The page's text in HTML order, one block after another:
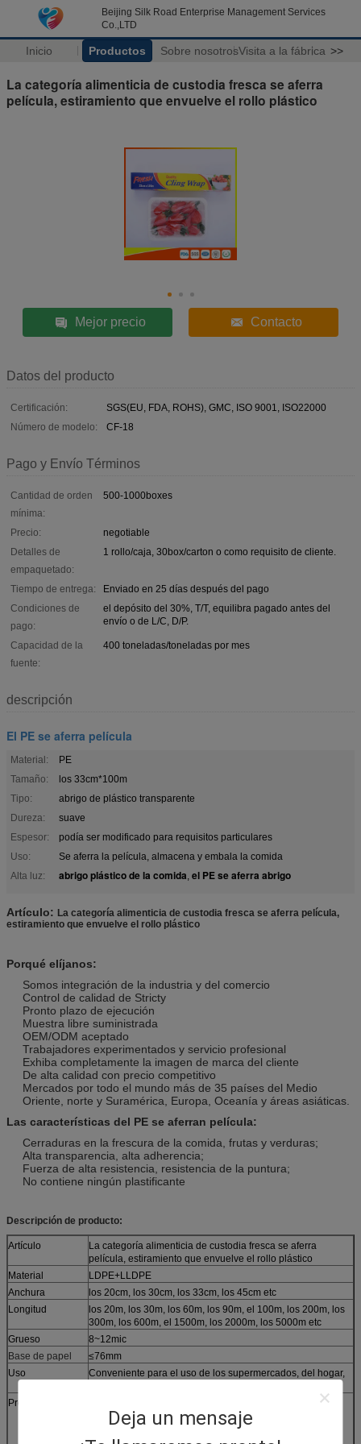
Beijing Silk Road Enterprise Management Services
Co.,LTD
Inicio Productos Sobre nosotrosVisita a la fábrica >>
Deja un mensaje
La categoría alimenticia de custodia fresca se aferra
película, estiramiento que envuelve el rollo plástico
Mejor precio Contacto
Datos del producto
Certificación:
SGS(EU, FDA, ROHS), GMC, ISO 9001, ISO22000
Número de modelo:
CF-18
Pago y Envío Términos
Cantidad de orden
mínima:
500-1000boxes
Precio:
negotiable
Detalles de
empaquetado:
1 rollo/caja, 30box/carton o como requisito de cliente.
Tiempo de entrega:
Enviado en 25 días después del pago
Condiciones de
pago:
el depósito del 30%, T/T, equilibra pagado antes del
envío o de L/C, D/P.
Capacidad de la
fuente:
400 toneladas/toneladas por mes
descripción
El PE se aferra película
Material:
PE
Tamaño:
los 33cm*100m
Tipo:
abrigo de plástico transparente
Dureza:
suave
Espesor:
podía ser modificado para requisitos particulares
Uso:
Se aferra la película, almacena y embala la comida
Alta luz:
abrigo plástico de la comida, el PE se aferra abrigo
Artículo: La categoría alimenticia de custodia fresca se aferra película,
estiramiento que envuelve el rollo plástico
Porqué elíjanos:
Somos integración de la industria y del comercio
Control de calidad de Stricty
Pronto plazo de ejecución
Muestra libre suministrada
OEM/ODM aceptado
Trabajadores experimentados y servicio profesional
Exhiba completamente la imagen de marca del cliente
De alta calidad con precio competitivo
Mercados por todo el mundo más de 35 países del Medio
Oriente, norte y Suramérica, Europa, Oceanía y áreas asiáticas.
Las características del PE se aferran película:
Cerraduras en la frescura de la comida, frutas y verduras;
Alta transparencia, alta adherencia;
Fuerza de alta resistencia, resistencia de la puntura;
No contiene ningún plastificante
Descripción de producto:
Artículo
La categoría alimenticia de custodia fresca se aferra
película, estiramiento que envuelve el rollo plástico
Material
LDPE+LLDPE
Anchura
los 20cm, los 30cm, los 33cm, los 45cm etc
Longitud
los 20m, los 30m, los 60m, los 90m, el 100m, los 200m, los
300m, los 600m, el 1500m, los 2000m, los 5000m etc
Grueso
8~12mic
Base de papel
≤76mm
Uso
Conveniente para el uso de los supermercados, del hogar,
Propósito
bacterias.
Conserve la frescura larga para la comida.
Buenos forma y atractivo.